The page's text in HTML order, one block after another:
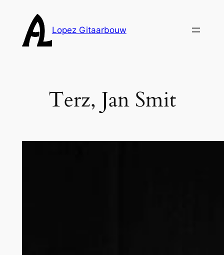
inhoud
Lopez Gitaarbouw
Terz, Jan Smit